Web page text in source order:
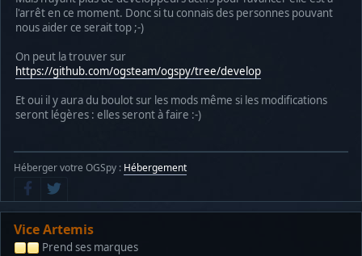
l'arrêt en ce moment. Donc si tu connais des personnes pouvant
nous aider ce serait top ;-)
On peut la trouver sur
https://github.com/ogsteam/ogspy/tree/develop
Et oui il y aura du boulot sur les mods même si les modifications
seront légères : elles seront à faire :-)
Héberger votre OGSpy : Hébergement
Vice Artemis
Prend ses marques